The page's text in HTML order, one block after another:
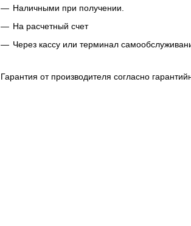
Наличными при получении.
На расчетный счет
Через кассу или терминал
Гарантия от производителя согласно